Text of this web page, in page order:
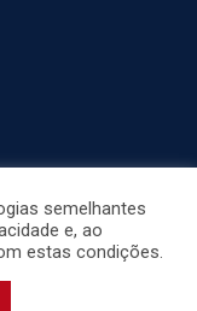
Reservados.
semelhantes
e, ao
estas condições.